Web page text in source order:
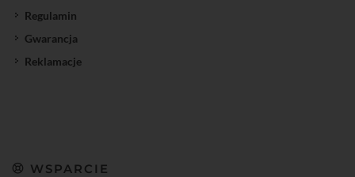
Regulamin
Gwarancja
Reklamacje
WSPARCIE